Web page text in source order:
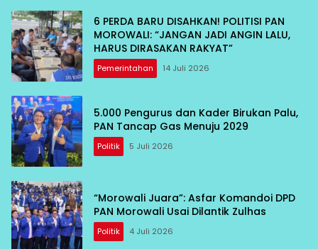
6 PERDA BARU DISAHKAN! POLITISI PAN
MOROWALI: “JANGAN JADI ANGIN LALU,
HARUS DIRASAKAN RAKYAT”
Pemerintahan 14 Juli 2026
5.000 Pengurus dan Kader Birukan Palu,
PAN Tancap Gas Menuju 2029
Politik 5 Juli 2026
“Morowali Juara”: Asfar Komandoi DPD
PAN Morowali Usai Dilantik Zulhas
Politik 4 Juli 2026